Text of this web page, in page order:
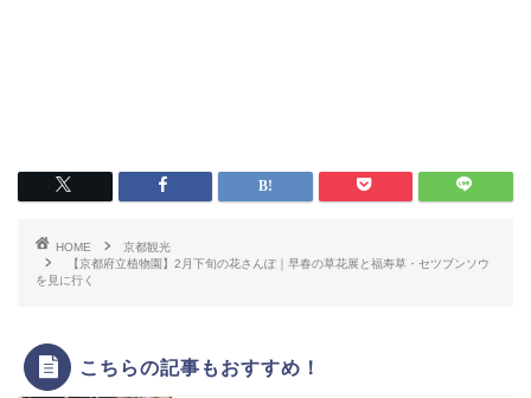
HOME
京都観光
【京都府立植物園】2月下旬の花さんぽ｜早春の草花展と福寿草・セツブンソウ
を見に行く
こちらの記事もおすすめ！